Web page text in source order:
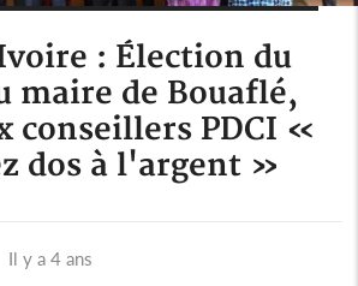
: Élection du
maire de Bouaflé,
conseillers PDCI «
dos à l'argent »
Il y a 4 ans